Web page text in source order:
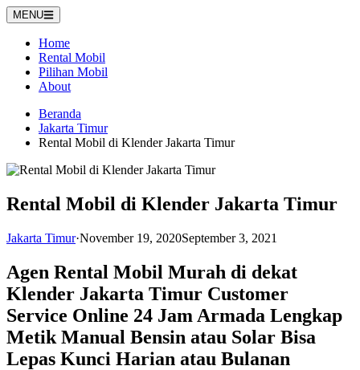
Langsung
ke
konten
MENU
Home
Rental Mobil
Pilihan Mobil
About
Beranda
Jakarta Timur
Rental Mobil di Klender Jakarta Timur
Rental Mobil di Klender Jakarta Timur
Jakarta Timur·November 19, 2020September 3, 2021
Agen Rental Mobil Murah di dekat
Klender Jakarta Timur Customer
Service Online 24 Jam Armada Lengkap
Metik Manual Bensin atau Solar Bisa
Lepas Kunci Harian atau Bulanan